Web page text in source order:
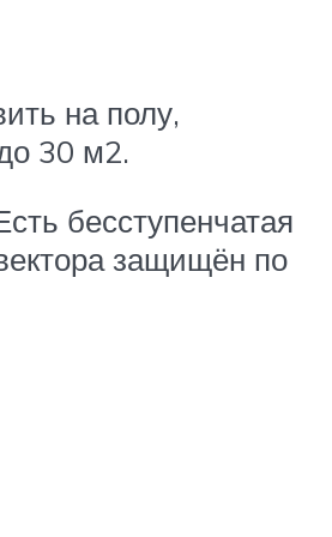
на полу,
30 м2.
бесступенчатая
защищён по